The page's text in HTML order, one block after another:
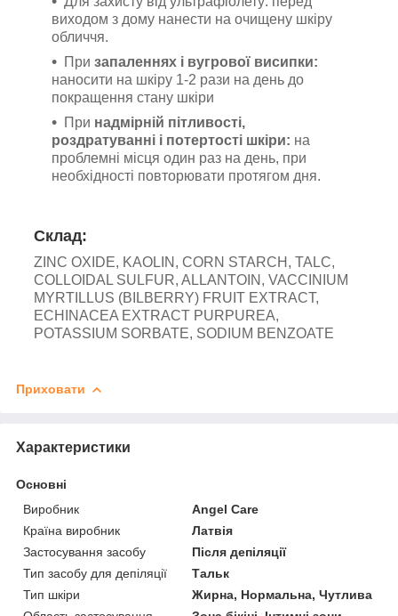
виходом з дому нанести на очищену шкіру
обличчя.
При запаленнях і вугрової висипки:
наносити на шкіру 1-2 рази на день до
покращення стану шкіри
При надмірній пітливості,
роздратуванні і потертості шкіри: на
проблемні місця один раз на день, при
необхідності повторювати протягом дня.
Склад:
ZINC OXIDE, KAOLIN, CORN STARCH, TALC,
COLLOIDAL SULFUR, ALLANTOIN, VACCINIUM
MYRTILLUS (BILBERRY) FRUIT EXTRACT,
ECHINACEA EXTRACT PURPUREA,
POTASSIUM SORBATE, SODIUM BENZOATE
Приховати
Характеристики
Основні
Виробник
Angel Care
Країна виробник
Латвія
Застосування засобу
Після депіляції
Тип засобу для депіляції
Тальк
Тип шкіри
Жирна, Нормальна, Чутлива